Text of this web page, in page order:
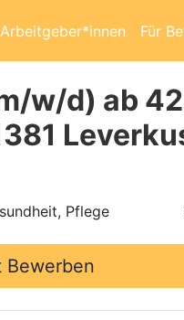
Für
w/d) ab
Pflege
Bewerben